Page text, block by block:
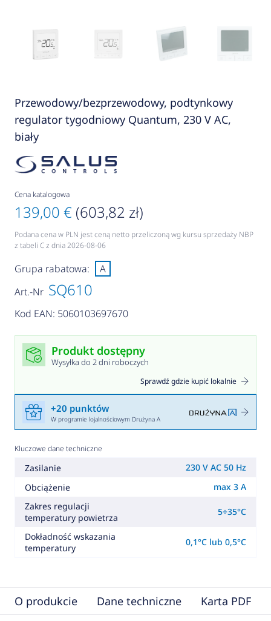
Przewodowy/bezprzewodowy, podtynkowy
regulator tygodniowy Quantum, 230 V AC,
biały
Cena katalogowa
139,00 € (603,82 zł)
Podana cena w PLN jest ceną netto przeliczoną wg kursu sprzedaży NBP
z tabeli C z dnia 2026-08-06
Art.-Nr SQ610
Kod EAN: 5060103697670
Grupa rabatowa: A
Produkt dostępny
Wysyłka do 2 dni roboczych
Sprawdź gdzie kupić lokalnie
+20 punktów
W programie lojalnościowym Drużyna A
Kluczowe dane techniczne
Zasilanie
230 V AC 50 Hz
Obciążenie
max 3 A
Zakres regulacji
temperatury powietrza
5÷35°C
Dokładność wskazania
temperatury
0,1°C lub 0,5°C
O produkcie Dane techniczne Karta PDF